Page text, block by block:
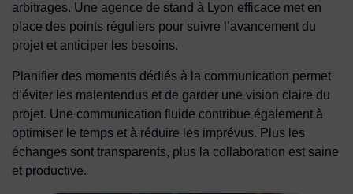
arbitrages. Une agence de stand à Lyon efficace met en
place des points réguliers pour suivre l’avancement du
projet et anticiper les besoins.
Planifier des moments dédiés à la communication permet
d’éviter les malentendus et de garder une vision claire du
projet. Une communication fluide contribue également à
optimiser le temps et à réduire les imprévus. Plus les
échanges sont transparents, plus la collaboration est saine
et productive.